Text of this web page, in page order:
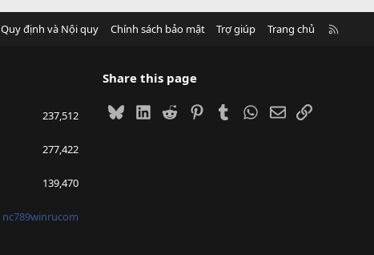
Quy định và Nội quy Chính sách bảo mật Trợ giúp Trang chủ
237,512
277,422
139,470
nc789winrucom
Share this page
BlueskyLinkedIn
Reddit PinterestTumblrWhatsApp
EmailLink